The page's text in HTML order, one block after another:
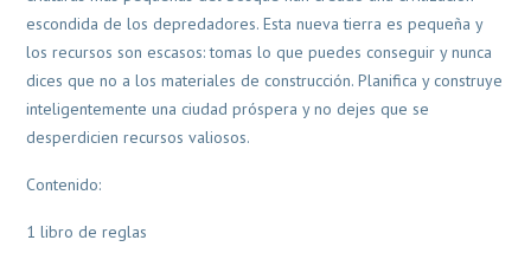
escondida de los depredadores. Esta nueva tierra es pequeña y
los recursos son escasos: tomas lo que puedes conseguir y nunca
dices que no a los materiales de construcción. Planifica y construye
inteligentemente una ciudad próspera y no dejes que se
desperdicien recursos valiosos.
Contenido:
1 libro de reglas